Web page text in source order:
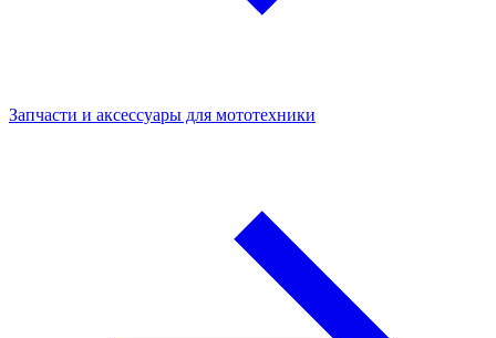
Запчасти и аксессуары для мототехники